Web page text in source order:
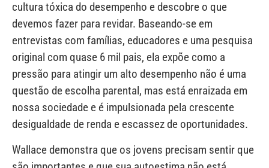
cultura tóxica do desempenho e descobre o que
devemos fazer para revidar. Baseando-se em
entrevistas com famílias, educadores e uma pesquisa
original com quase 6 mil pais, ela expõe como a
pressão para atingir um alto desempenho não é uma
questão de escolha parental, mas está enraizada em
nossa sociedade e é impulsionada pela crescente
desigualdade de renda e escassez de oportunidades.
Wallace demonstra que os jovens precisam sentir que